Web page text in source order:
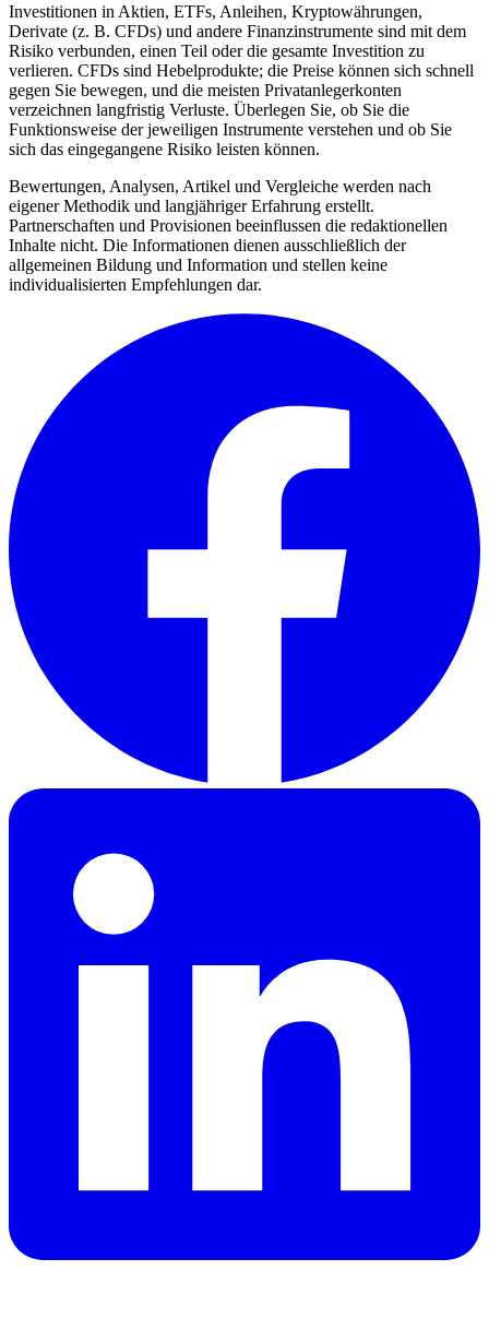
Investitionen in Aktien, ETFs, Anleihen, Kryptowährungen,
Derivate (z. B. CFDs) und andere Finanzinstrumente sind mit dem
Risiko verbunden, einen Teil oder die gesamte Investition zu
verlieren. CFDs sind Hebelprodukte; die Preise können sich schnell
gegen Sie bewegen, und die meisten Privatanlegerkonten
verzeichnen langfristig Verluste. Überlegen Sie, ob Sie die
Funktionsweise der jeweiligen Instrumente verstehen und ob Sie
sich das eingegangene Risiko leisten können.
Bewertungen, Analysen, Artikel und Vergleiche werden nach
eigener Methodik und langjähriger Erfahrung erstellt.
Partnerschaften und Provisionen beeinflussen die redaktionellen
Inhalte nicht. Die Informationen dienen ausschließlich der
allgemeinen Bildung und Information und stellen keine
individualisierten Empfehlungen dar.